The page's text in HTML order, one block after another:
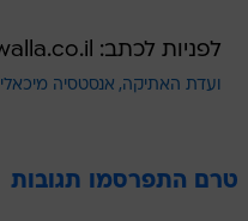
לפניות לכתב: pinhas_wolf@walla.co.il
ועדת האתיקה אנסטסיה מיכאלי
טרם התפרסמו תגובות